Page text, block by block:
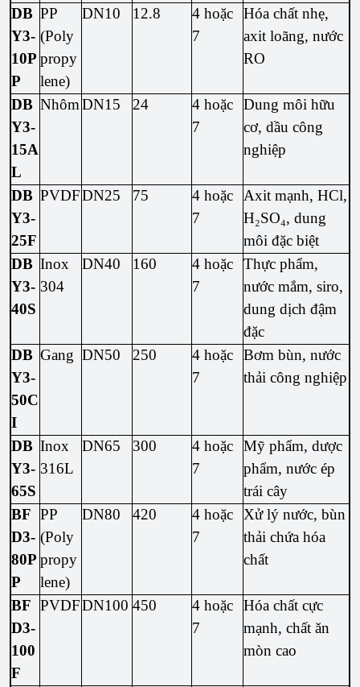
DB
Y3-
10P
P
PP
(Poly
propy
lene)
DN10 12.8
4 hoặc
7
Hóa chất nhẹ,
axit loãng, nước
RO
DB
Y3-
15A
L
NhômDN15 24
4 hoặc
7
Dung môi hữu
cơ, dầu công
nghiệp
DB
Y3-
25F
PVDFDN25 75
4 hoặc
7
Axit mạnh, HCl,
H₂SO₄, dung
môi đặc biệt
DB
Y3-
40S
Inox
304
DN40 160
4 hoặc
7
Thực phẩm,
nước mắm, siro,
dung dịch đậm
đặc
DB
Y3-
50C
I
Gang DN50 250
4 hoặc
7
Bơm bùn, nước
thải công nghiệp
DB
Y3-
65S
Inox
316L
DN65 300
4 hoặc
7
Mỹ phẩm, dược
phẩm, nước ép
trái cây
BF
D3-
80P
P
PP
(Poly
propy
lene)
DN80 420
4 hoặc
7
Xử lý nước, bùn
thải chứa hóa
chất
BF
D3-
100
F
PVDFDN100 450
4 hoặc
7
Hóa chất cực
mạnh, chất ăn
mòn cao